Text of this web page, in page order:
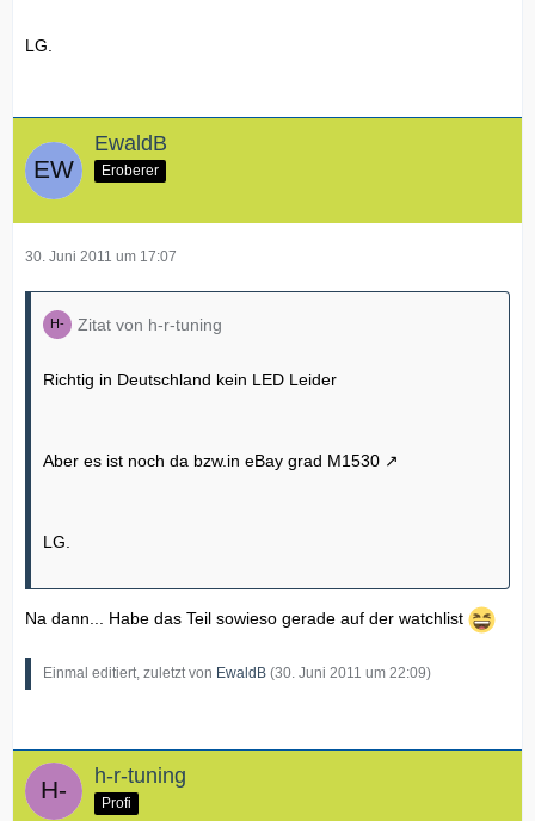
LG.
EwaldB
Eroberer
30. Juni 2011 um 17:07
Zitat von h-r-tuning
Richtig in Deutschland kein LED Leider
Aber es ist noch da bzw.in eBay grad M1530
LG.
Na dann... Habe das Teil sowieso gerade auf der watchlist
Einmal editiert, zuletzt von EwaldB (30. Juni 2011 um 22:09)
h-r-tuning
Profi